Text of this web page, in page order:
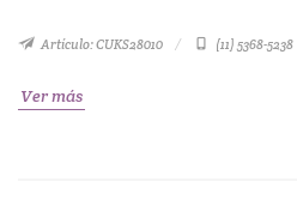
Artículo: CUKS28010 (11) 5368-5238
Ver más